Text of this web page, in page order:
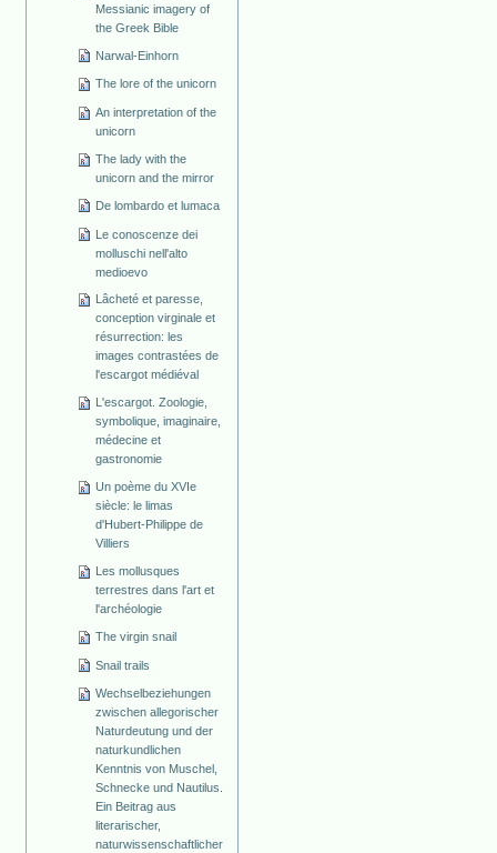
Messianic imagery of
the Greek Bible
Narwal-Einhorn
The lore of the unicorn
An interpretation of the
unicorn
The lady with the
unicorn and the mirror
De lombardo et lumaca
Le conoscenze dei
molluschi nell'alto
medioevo
Lâcheté et paresse,
conception virginale et
résurrection: les
images contrastées de
l'escargot médiéval
L'escargot. Zoologie,
symbolique, imaginaire,
médecine et
gastronomie
Un poème du XVIe
siècle: le limas
d'Hubert-Philippe de
Villiers
Les mollusques
terrestres dans l'art et
l'archéologie
The virgin snail
Snail trails
Wechselbeziehungen
zwischen allegorischer
Naturdeutung und der
naturkundlichen
Kenntnis von Muschel,
Schnecke und Nautilus.
Ein Beitrag aus
literarischer,
naturwissenschaftlicher